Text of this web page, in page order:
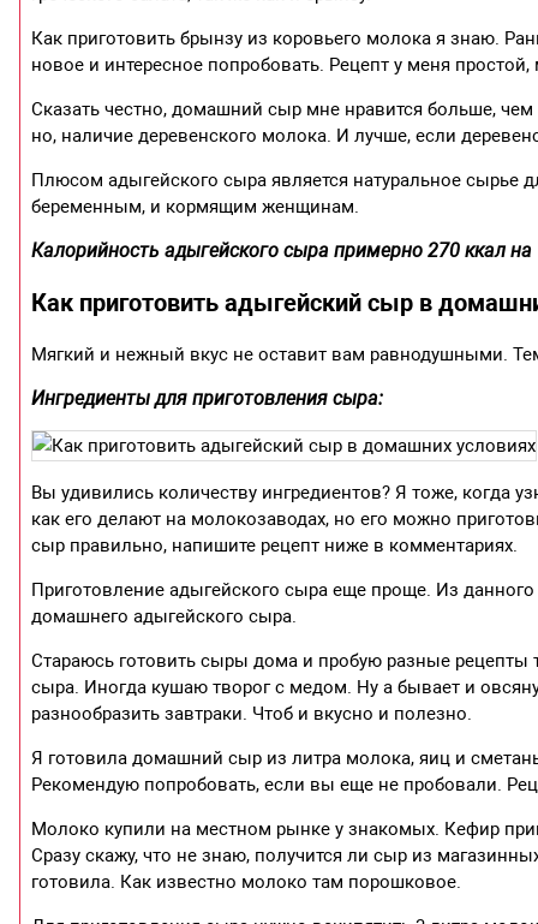
Как приготовить брынзу из коровьего молока я знаю.
новое и интересное попробовать. Рецепт у меня
Сказать честно, домашний сыр мне нравится больше,
но, наличие деревенского молока. И лучше, если
Плюсом адыгейского сыра является натуральное сырье
беременным, и кормящим женщинам.
Калорийность адыгейского сыра примерно 270 ккал
Как приготовить адыгейский сыр в
Мягкий и нежный вкус не оставит вам равнодушными.
Ингредиенты для приготовления сыра:
Вы удивились количеству ингредиентов? Я тоже, когда
как его делают на молокозаводах, но его можно
сыр правильно, напишите рецепт ниже в комментариях.
Приготовление адыгейского сыра еще проще. Из
домашнего адыгейского сыра.
Стараюсь готовить сыры дома и пробую разные рецепты
сыра. Иногда кушаю творог с медом. Ну а бывает и
разнообразить завтраки. Чтоб и вкусно и полезно.
Я готовила домашний сыр из литра молока, яиц и
Рекомендую попробовать, если вы еще не пробовали.
Молоко купили на местном рынке у знакомых. Кефир
Сразу скажу, что не знаю, получится ли сыр из
готовила. Как известно молоко там порошковое.